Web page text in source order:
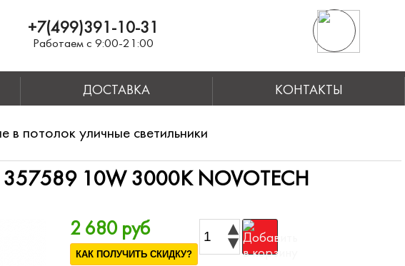
+7(499)391-10-31
Работаем с 9:00-21:00
ДОСТАВКА КОНТАКТЫ
в потолок уличные светильники
10W 3000K NOVOTECH
2 680 руб
КАК ПОЛУЧИТЬ СКИДКУ?